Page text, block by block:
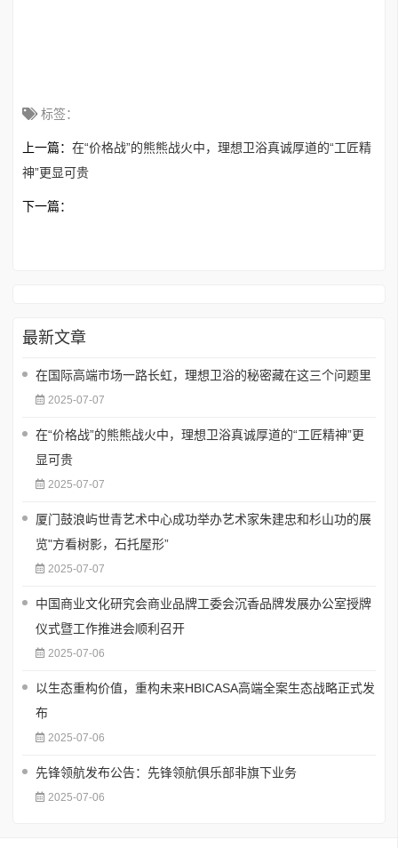
标签：
上一篇： 在“价格战”的熊熊战火中，理想卫浴真诚厚道的“工匠精
神”更显可贵
下一篇：
最新文章
在国际高端市场一路长虹，理想卫浴的秘密藏在这三个问题里
2025-07-07
在“价格战”的熊熊战火中，理想卫浴真诚厚道的“工匠精神”更
显可贵
2025-07-07
厦门鼓浪屿世青艺术中心成功举办艺术家朱建忠和杉山功的展
览"方看树影，石托屋形”
2025-07-07
中国商业文化研究会商业品牌工委会沉香品牌发展办公室授牌
仪式暨工作推进会顺利召开
2025-07-06
以生态重构价值，重构未来HBICASA高端全案生态战略正式发
布
2025-07-06
先锋领航发布公告：先锋领航俱乐部非旗下业务
2025-07-06